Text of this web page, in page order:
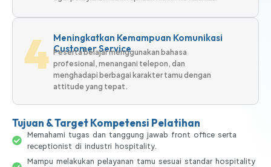
4 Meningkatkan Kemampuan Komunikasi
Customer Service
Peserta belajar menggunakan bahasa
profesional, menangani telepon, dan
menghadapi berbagai karakter tamu dengan
attitude yang tepat.
Tujuan & Target Kompetensi Pelatihan
Memahami tugas dan tanggung jawab front office serta
receptionist di industri hospitality.
Mampu melakukan pelayanan tamu sesuai standar hospitality